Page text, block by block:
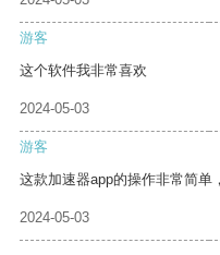
游客
这个软件我非常喜欢
2024-05-03
游客
这款加速器app的操作非常简单
2024-05-03